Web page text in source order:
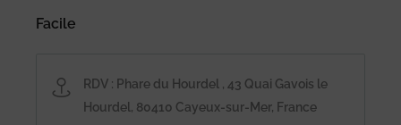
Facile
RDV : Phare du Hourdel , 43 Quai Gavois le
Hourdel, 80410 Cayeux-sur-Mer, France